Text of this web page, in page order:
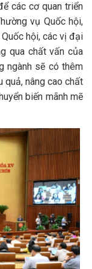
các cơ quan triển
vụ Quốc hội,
hội, các vị đại
qua chất vấn của
ngành sẽ có thêm
quả, nâng cao chất
biến mãnh mẽ